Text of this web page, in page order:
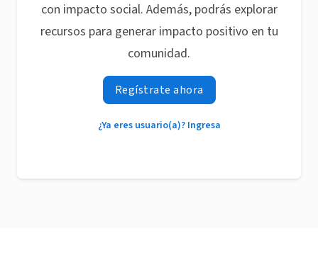
con impacto social. Además, podrás explorar
recursos para generar impacto positivo en tu
comunidad.
Regístrate ahora
¿Ya eres usuario(a)? Ingresa